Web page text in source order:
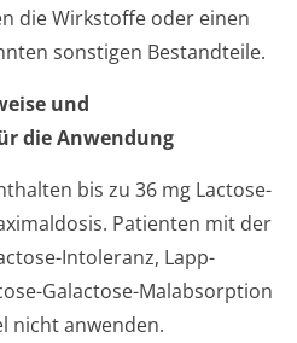
die Wirkstoffe oder einen
sonstigen Bestandteile.
und
die Anwendung
bis zu 36 mg Lactose-
Patienten mit der
Intoleranz, Lapp-
Galactose-Malabsorption
nicht anwenden.